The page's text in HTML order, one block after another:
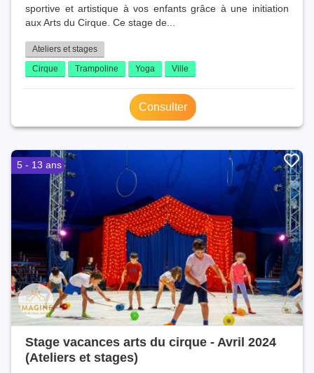
sportive et artistique à vos enfants grâce à une initiation
aux Arts du Cirque. Ce stage de...
Ateliers et stages
Cirque
Trampoline Yoga Ville
Consulter
5 - 13 ans
Stage vacances arts du cirque - Avril 2024
(Ateliers et stages)